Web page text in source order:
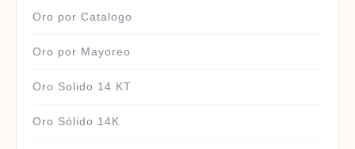
Oro por Catalogo
Oro por Mayoreo
Oro Solido 14 KT
Oro Sólido 14K